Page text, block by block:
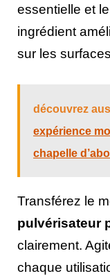
essentielle et
ingrédient
sur les
découvrez
expérience
chapelle
Transférez le
pulvérisateur
clairement.
chaque